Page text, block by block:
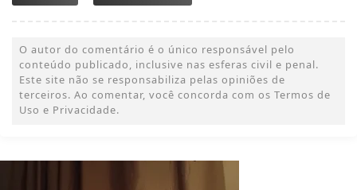
O autor do comentário é o único responsável pelo
conteúdo publicado, inclusive nas esferas civil e penal.
Este site não se responsabiliza pelas opiniões de
terceiros. Ao comentar, você concorda com os Termos de
Uso e Privacidade.